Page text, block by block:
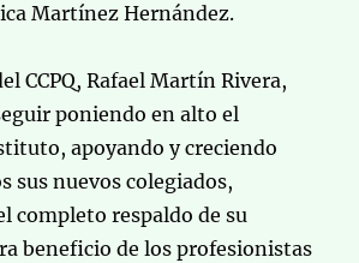
Martínez Hernández.
CCPQ, Rafael Martín Rivera,
poniendo en alto el
apoyando y creciendo
sus nuevos colegiados,
completo respaldo de su
beneficio de los profesionistas